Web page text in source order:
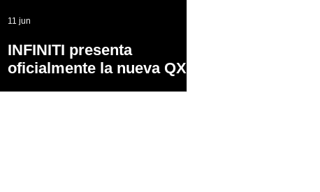
INFINITI presenta
oficialmente la nueva QX65
11 jun